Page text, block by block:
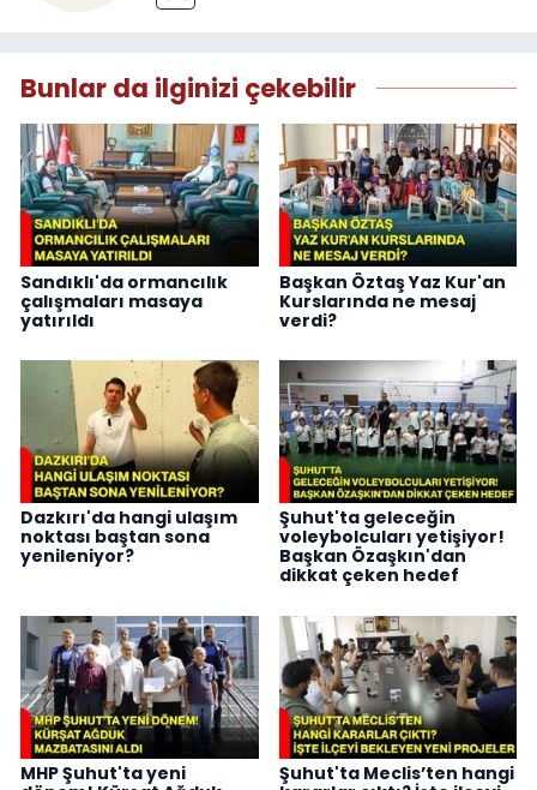
Bunlar da ilginizi çekebilir
Sandıklı'da ormancılık
çalışmaları masaya
yatırıldı
Başkan Öztaş Yaz Kur'an
Kurslarında ne mesaj
verdi?
Dazkırı'da hangi ulaşım
noktası baştan sona
yenileniyor?
Şuhut'ta geleceğin
voleybolcuları yetişiyor!
Başkan Özaşkın'dan
dikkat çeken hedef
MHP Şuhut'ta yeni
Şuhut'ta Meclis’ten hangi